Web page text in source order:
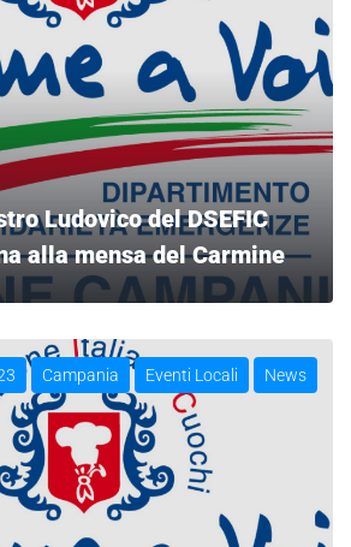
Ludovico del DSEFIC
alla mensa del Carmine
Campania Eventi Locali News